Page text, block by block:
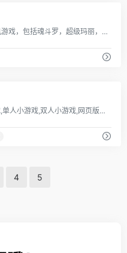
在线免费畅玩或下载红白机游戏，包括魂斗罗，超级玛丽，坦克大战等小霸王经典游戏，让我们一同找回童年的快乐！玩红白机游戏，就认准红白机游戏盒！
360小游戏包含在线小游戏,单人小游戏,双人小游戏,网页版小游戏,跑酷游戏,冰火人小游戏,连连看,火柴人,等休闲,益智,策略,角色,棋牌,模拟经营,动作,竞技类最新小游戏。
4 5